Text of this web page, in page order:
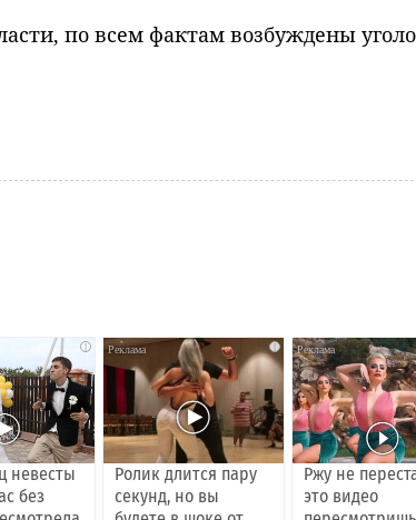
по всем фактам возбуждены
i
невесты
без
i
Ролик длится пару
секунд, но вы
Ржу не
это видео